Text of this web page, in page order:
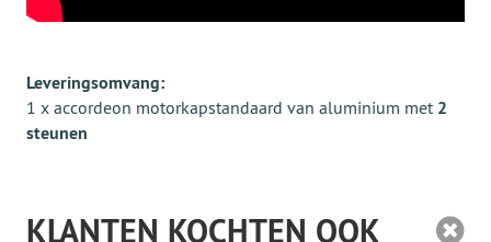
Leveringsomvang:
1 x accordeon motorkapstandaard van aluminium met 2
steunen
KLANTEN KOCHTEN OOK